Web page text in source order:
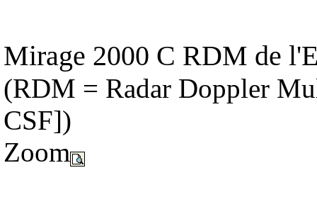
Mirage 2000 C RDM de
(RDM = Radar Doppler
CSF])
Zoom